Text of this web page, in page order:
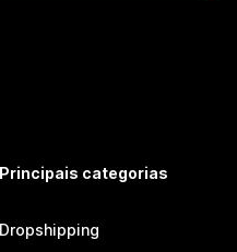
Principais categorias
Dropshipping